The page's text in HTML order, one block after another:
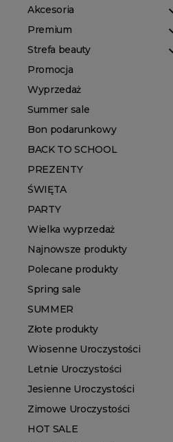
Akcesoria
Premium
Strefa beauty
Promocja
Wyprzedaż
Summer sale
Bon podarunkowy
BACK TO SCHOOL
PREZENTY
ŚWIĘTA
PARTY
Wielka wyprzedaż
Najnowsze produkty
Polecane produkty
Spring sale
SUMMER
Złote produkty
Wiosenne Uroczystości
Letnie Uroczystości
Jesienne Uroczystości
Zimowe Uroczystości
HOT SALE